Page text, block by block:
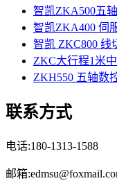
智凯ZKA500五
智凯ZKA400 伺
智凯 ZKC800 线
ZKC大行程1米
ZKH550 五轴数
联系方式
电话:180-1313-1588
邮箱